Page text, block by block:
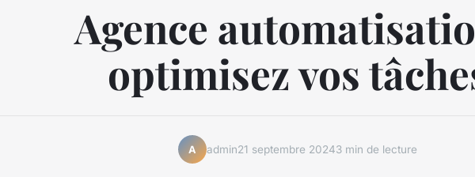
Agence
optimisez vos
A admin21 septembre 20243 min de lecture